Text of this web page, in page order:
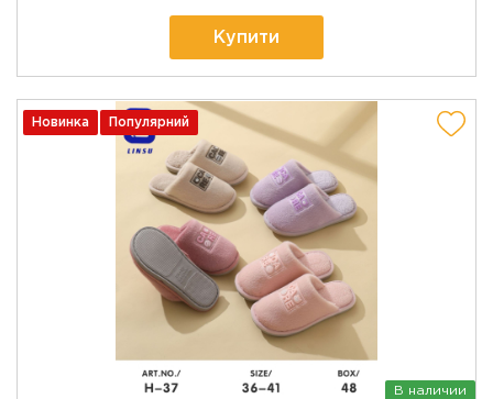
Купити
Новинка Популярний
В наличии